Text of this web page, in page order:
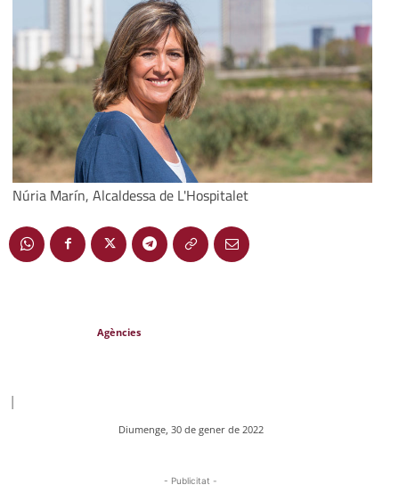
Núria Marín, Alcaldessa de L'Hospitalet
Agències
|
Diumenge, 30 de gener de 2022
- Publicitat -